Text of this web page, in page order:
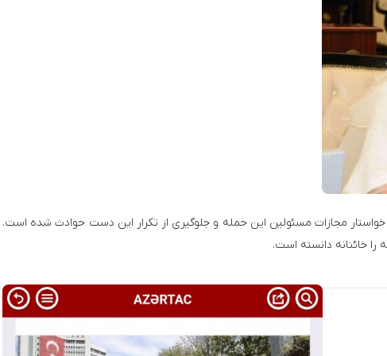
خواستار مجازات مسئولین این حمله و جلوگیری از تکرار این دست حوادث شده است.
را خائنانه دانسته است.